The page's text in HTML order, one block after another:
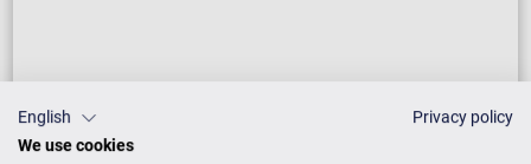
English
Privacy policy
We use cookies